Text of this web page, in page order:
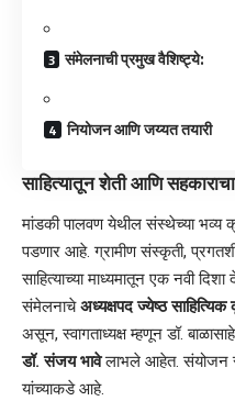
​संमेलनाची प्रमुख वैशिष्ट्ये:
​नियोजन आणि जय्यत तयारी
साहित्यातून शेती आणि
मांडकी पालवण येथील संस्थेच्या भव्य
पडणार आहे. ग्रामीण संस्कृती,
साहित्याच्या माध्यमातून एक नवी
संमेलनाचेअध्यक्षपद ज्येष्ठ साहित्यिक
असून, स्वागताध्यक्ष म्हणून डॉ.
डॉ. संजय भावेलाभले आहेत. संयोजन
यांच्याकडे आहे.